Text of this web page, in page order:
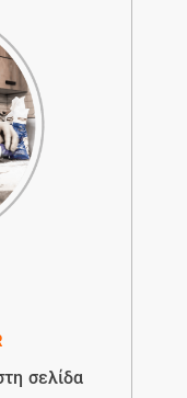
σελίδα